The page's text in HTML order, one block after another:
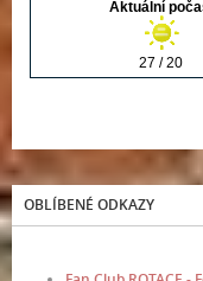
OBLÍBENÉ ODKAZY